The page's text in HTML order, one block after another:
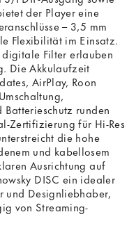
der Player eine
– 3,5 mm
Flexibilität im Einsatz.
Filter erlauben
Die Akkulaufzeit
AirPlay, Roon
runden
Zertifizierung für Hi-Res
die hohe
und kabellosem
Ausrichtung auf
DISC ein idealer
und Designliebhaber,
von Streaming-